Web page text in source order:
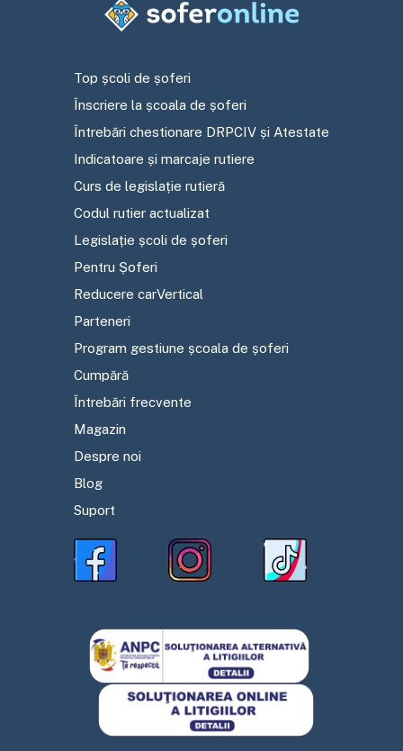
Top școli de șoferi
Înscriere la școala de șoferi
Întrebări chestionare DRPCIV și Atestate
Indicatoare și marcaje rutiere
Curs de legislație rutieră
Codul rutier actualizat
Legislație școli de șoferi
Pentru Șoferi
Reducere carVertical
Parteneri
Program gestiune școala de șoferi
Cumpără
Întrebări frecvente
Magazin
Despre noi
Blog
Suport